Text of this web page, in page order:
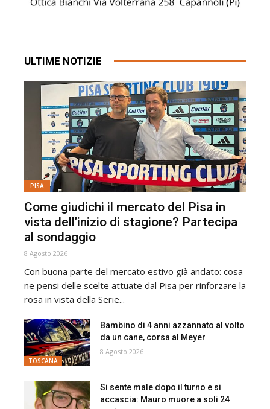
ULTIME NOTIZIE
PISA
Come giudichi il mercato del Pisa in
vista dell’inizio di stagione? Partecipa
al sondaggio
8 Agosto 2026
Con buona parte del mercato estivo già andato: cosa
ne pensi delle scelte attuate dal Pisa per rinforzare la
rosa in vista della Serie...
TOSCANA
Bambino di 4 anni azzannato al volto
da un cane, corsa al Meyer
8 Agosto 2026
Si sente male dopo il turno e si
accascia: Mauro muore a soli 24